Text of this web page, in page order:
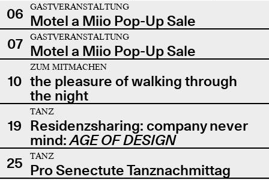
06
GASTVERANSTALTUNG
Motel a Miio Pop-Up Sale
07
GASTVERANSTALTUNG
Motel a Miio Pop-Up Sale
10
ZUM MITMACHEN
the pleasure of walking through
the night
19
TANZ
Residenzsharing: company never
mind:AGE OF DESIGN
25
TANZ
Pro Senectute Tanznachmittag